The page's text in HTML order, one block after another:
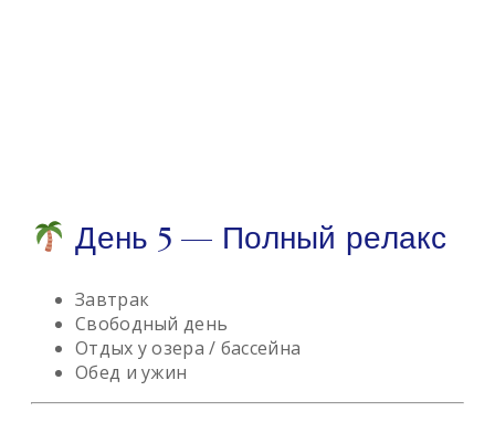
День 5 — Полный релакс
Завтрак
Свободный день
Отдых у озера / бассейна
Обед и ужин